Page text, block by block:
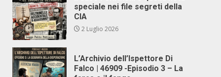
speciale nei file segreti della
CIA
2 Luglio 2026
L’Archivio dell’Ispettore Di
Falco | 46909 -Episodio 3 – La